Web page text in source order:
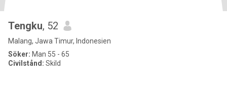
Tengku, 52
Malang, Jawa Timur, Indonesien
Söker: Man 55 - 65
Civilstånd: Skild